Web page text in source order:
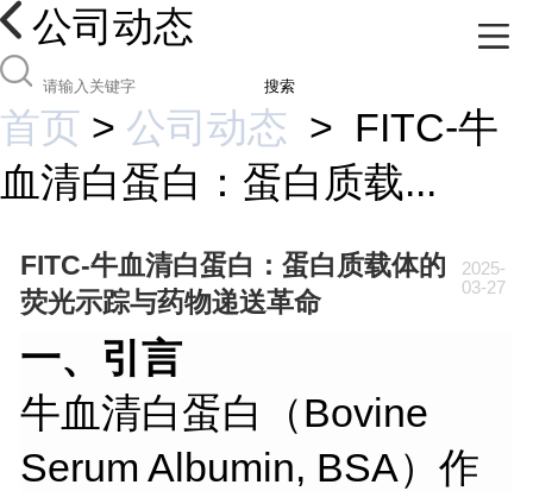
公司动态
搜索
首页 > 公司动态 > FITC-牛
血清白蛋白：蛋白质载...
FITC-牛血清白蛋白：蛋白质载体的
荧光示踪与药物递送革命
2025-
03-27
一、引言
牛血清白蛋白（Bovine
Serum Albumin, BSA）作